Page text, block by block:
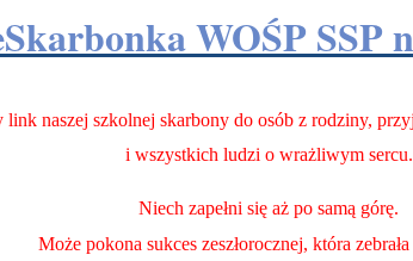
WOŚP SSP
link naszej szkolnej skarbony do osób z rodziny,
i wszystkich ludzi o wrażliwym sercu.
Niech zapełni się aż po samą górę.
Może pokona sukces zeszłorocznej, która